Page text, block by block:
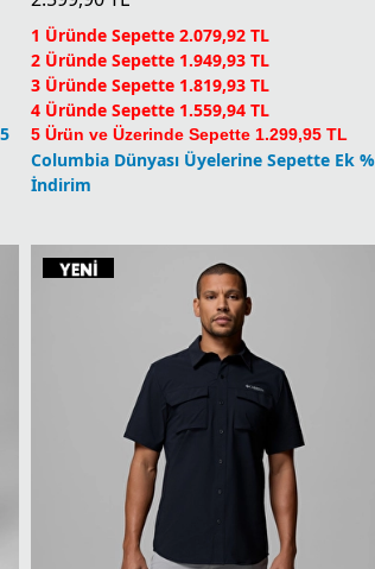
4 Üründe Sepette 1.559,94 TL
5 Ürün ve Üzerinde Sepette 1.299,95 TL
Columbia Dünyası Üyelerine Sepette Ek %5
İndirim